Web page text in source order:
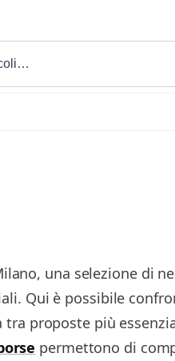
una selezione di
Qui è possibile
proposte più
permettono di